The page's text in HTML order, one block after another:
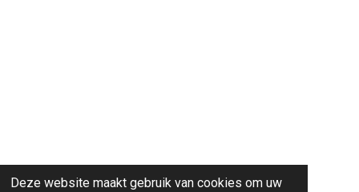
Deze website maakt gebruik van cookies om uw